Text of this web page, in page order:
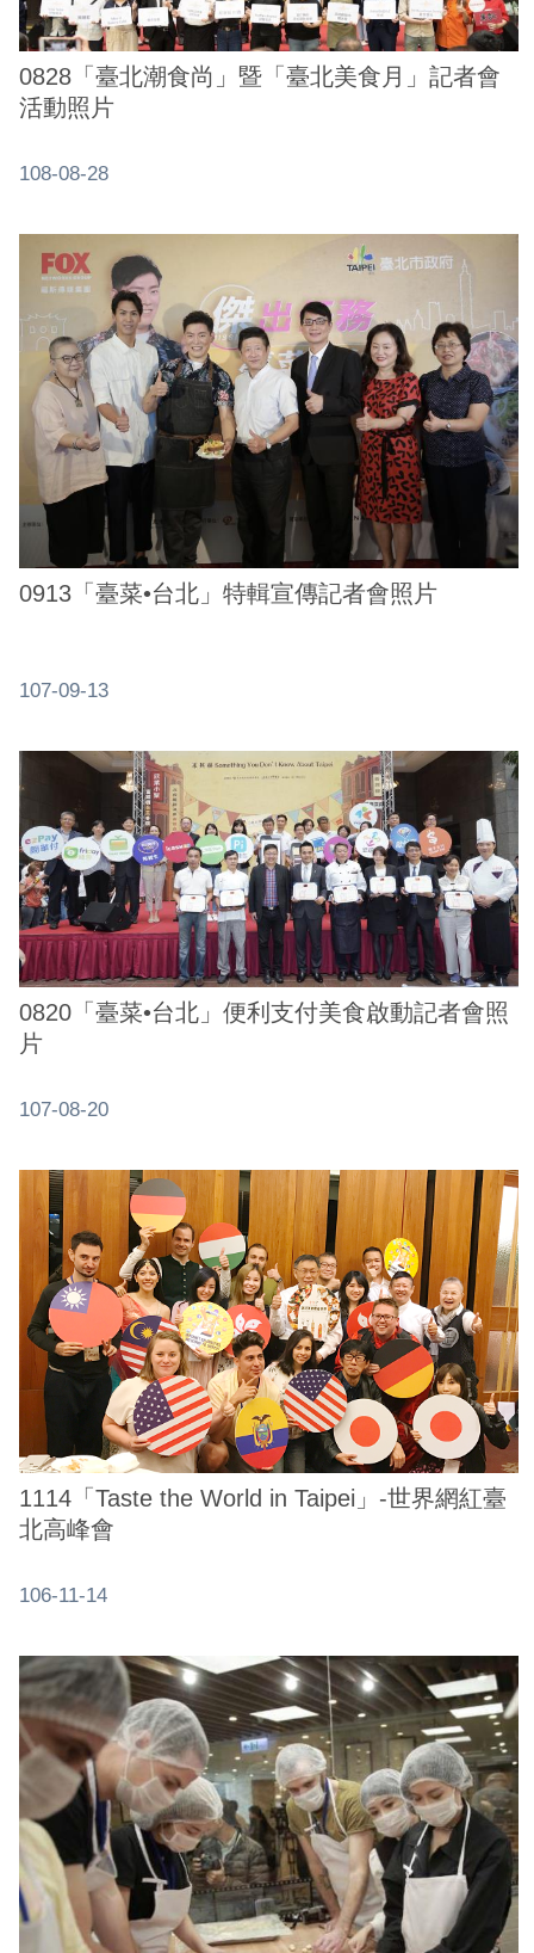
0828「臺北潮食尚」暨「臺北美食月」記者會
活動照片
108-08-28
0913「臺菜•台北」特輯宣傳記者會照片
107-09-13
0820「臺菜•台北」便利支付美食啟動記者會照
片
107-08-20
1114「Taste the World in Taipei」-世界網紅臺
北高峰會
106-11-14